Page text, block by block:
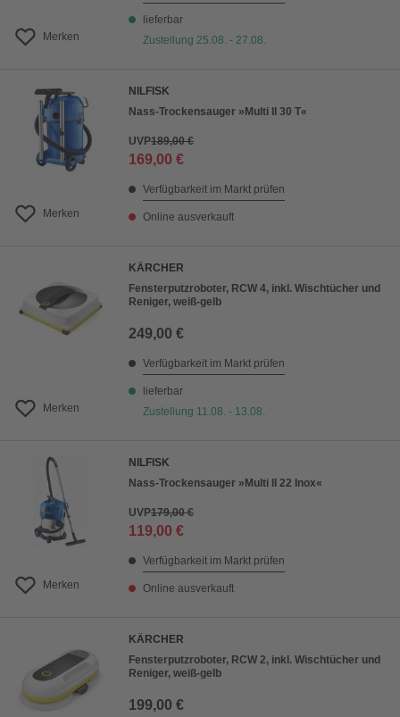
Merken
lieferbar
Zustellung 25.08. - 27.08.
Merken
NILFISK
Nass-Trockensauger »Multi II 30 T«
UVP189,00 €
169,00 €
Verfügbarkeit im Markt prüfen
Online ausverkauft
Merken
KÄRCHER
Fensterputzroboter, RCW 4, inkl. Wischtücher und
Reniger, weiß-gelb
249,00 €
Verfügbarkeit im Markt prüfen
lieferbar
Zustellung 11.08. - 13.08.
Merken
NILFISK
Nass-Trockensauger »Multi II 22 Inox«
UVP179,00 €
119,00 €
Verfügbarkeit im Markt prüfen
Online ausverkauft
KÄRCHER
Fensterputzroboter, RCW 2, inkl. Wischtücher und
Reniger, weiß-gelb
199,00 €